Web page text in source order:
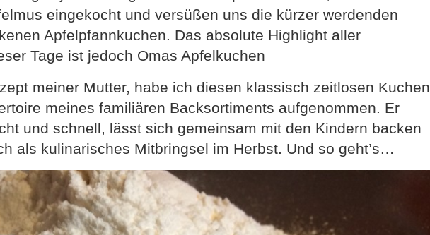
eingekocht und versüßen uns die kürzer werdenden
Apfelpfannkuchen. Das absolute Highlight aller
Tage ist jedoch Omas Apfelkuchen
meiner Mutter, habe ich diesen klassisch zeitlosen Kuchen
meines familiären Backsortiments aufgenommen. Er
und schnell, lässt sich gemeinsam mit den Kindern backen
als kulinarisches Mitbringsel im Herbst. Und so geht’s…